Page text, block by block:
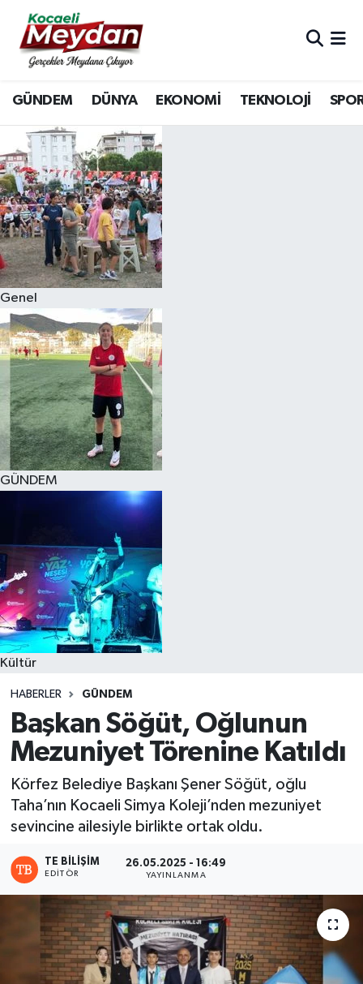
GÜNDEM DÜNYA EKONOMİ TEKNOLOJİ
Genel
GÜNDEM
Kültür
HABERLER GÜNDEM
Başkan Söğüt, Oğlunun
Mezuniyet Törenine Katıldı
Körfez Belediye Başkanı Şener Söğüt, oğlu
Taha’nın Kocaeli Simya Koleji’nden mezuniyet
sevincine ailesiyle birlikte ortak oldu.
TE BILIŞIM
EDITÖR
26.05.2025 - 16:49
YAYINLANMA
Nöbetçi Eczaneler
Hava Durumu
Trafik Durumu
Süper Lig Puan Durumu ve Fikstür
Tüm Manşetler
Son Dakika Haberleri
Haber Arşivi